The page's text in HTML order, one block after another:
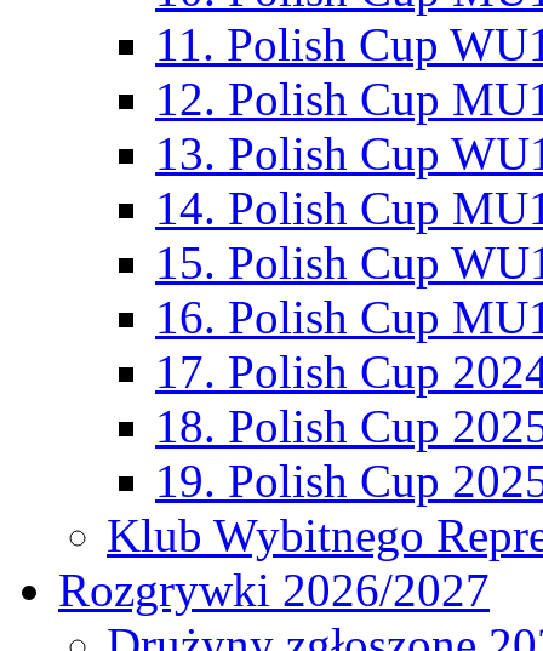
11. Polish Cup
12. Polish Cup
13. Polish Cup
14. Polish Cup
15. Polish Cup
16. Polish Cup
17. Polish Cup
18. Polish Cup
19. Polish Cup
Klub Wybitnego
Rozgrywki 2026/2027